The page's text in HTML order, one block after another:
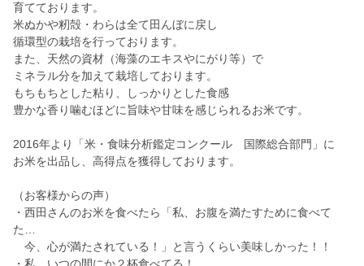
育てております。
米ぬかや籾殻・わらは全て田んぼに戻し
循環型の栽培を行っております。
また、天然の資材（海藻のエキスやにがり等）で
ミネラル分を加えて栽培しております。
もちもちとした粘り、しっかりとした食感
豊かな香り噛むほどに旨味や甘味を感じられるお米です。
2016年より「米・食味分析鑑定コンクール 国際総合部門」に
お米を出品し、高得点を獲得しております。
（お客様からの声）
・西田さんのお米を食べたら「私、お腹を満たすために食べて
た…
今、心が満たされている！」と言うくらい美味しかった！！